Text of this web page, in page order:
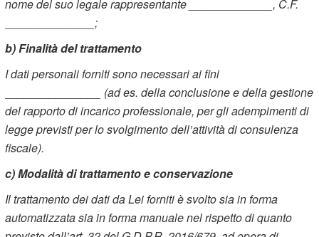
nome del suo legale rappresentante _____________, C.F.
______________;
b) Finalità del trattamento
I dati personali forniti sono necessari ai fini
_______________ (ad es. della conclusione e della gestione
del rapporto di incarico professionale, per gli adempimenti di
legge previsti per lo svolgimento dell’attività di consulenza
fiscale).
c) Modalità di trattamento e conservazione
Il trattamento dei dati da Lei forniti è svolto sia in forma
automatizzata sia in forma manuale nel rispetto di quanto